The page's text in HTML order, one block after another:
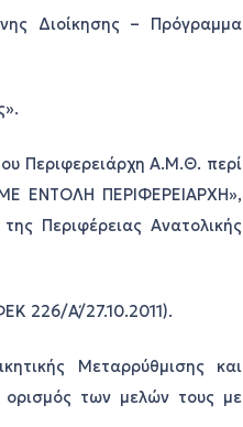
Διοίκησης – Πρόγραμμα
Περιφερειάρχη Α.Μ.Θ. περί
ΕΝΤΟΛΗ ΠΕΡΙΦΕΡΕΙΑΡΧΗ»,
Περιφέρειας Ανατολικής
226/Α΄/27.10.2011).
Μεταρρύθμισης και
ορισμός των μελών τους με